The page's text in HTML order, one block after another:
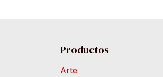
Productos
Arte